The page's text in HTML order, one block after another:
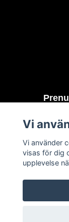
Vi
Vi använder
visas för dig
upplevelse